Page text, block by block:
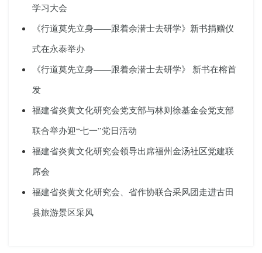
学习大会
《行道莫先立身——跟着余潜士去研学》新书捐赠仪
式在永泰举办
《行道莫先立身——跟着余潜士去研学》 新书在榕首
发
福建省炎黄文化研究会党支部与林则徐基金会党支部
联合举办迎“七一”党日活动
福建省炎黄文化研究会领导出席福州金汤社区党建联
席会
福建省炎黄文化研究会、省作协联合采风团走进古田
县旅游景区采风